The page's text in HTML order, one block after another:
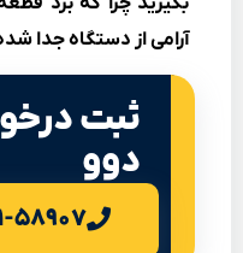
آرامی از دستگاه جدا
ثبت
دوو
۰۲۱-